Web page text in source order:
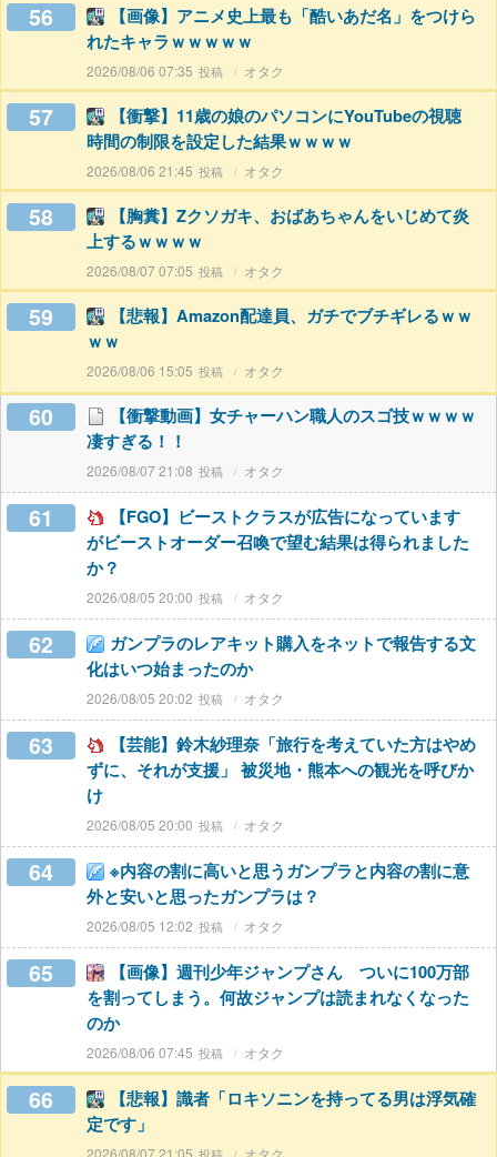
56
【画像】アニメ史上最も「酷いあだ名」をつけら
れたキャラｗｗｗｗｗ
2026/08/06 07:35 オタク
57
【衝撃】11歳の娘のパソコンにYouTubeの視聴
時間の制限を設定した結果ｗｗｗｗ
2026/08/06 21:45 オタク
58
【胸糞】Zクソガキ、おばあちゃんをいじめて炎
上するｗｗｗｗ
2026/08/07 07:05 オタク
59
【悲報】Amazon配達員、ガチでブチギレるｗｗ
ｗｗ
2026/08/06 15:05 オタク
60
【衝撃動画】女チャーハン職人のスゴ技ｗｗｗｗ
凄すぎる！！
2026/08/07 21:08 オタク
61
【FGO】ビーストクラスが広告になっています
がビーストオーダー召喚で望む結果は得られました
か？
2026/08/05 20:00 オタク
62
ガンプラのレアキット購入をネットで報告する文
化はいつ始まったのか
2026/08/05 20:02 オタク
63
【芸能】鈴木紗理奈「旅行を考えていた方はやめ
ずに、それが支援」 被災地・熊本への観光を呼びか
け
2026/08/05 20:00 オタク
64
※内容の割に高いと思うガンプラと内容の割に意
外と安いと思ったガンプラは？
2026/08/05 12:02 オタク
65
【画像】週刊少年ジャンプさん ついに100万部
を割ってしまう。何故ジャンプは読まれなくなった
のか
2026/08/06 07:45 オタク
66
【悲報】識者「ロキソニンを持ってる男は浮気確
定です」
2026/08/07 21:05 オタク